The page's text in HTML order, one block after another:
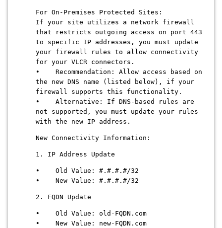
For On-Premises Protected Sites:
If your site utilizes a network firewall
that restricts outgoing access on port 443
to specific IP addresses, you must update
your firewall rules to allow connectivity
for your VLCR connectors.
• Recommendation: Allow access based on
the new DNS name (listed below), if your
firewall supports this functionality.
• Alternative: If DNS-based rules are
not supported, you must update your rules
with the new IP address.
New Connectivity Information:
1. IP Address Update
• Old Value: #.#.#.#/32
• New Value: #.#.#.#/32
2. FQDN Update
• Old Value: old-FQDN.com
• New Value: new-FQDN.com